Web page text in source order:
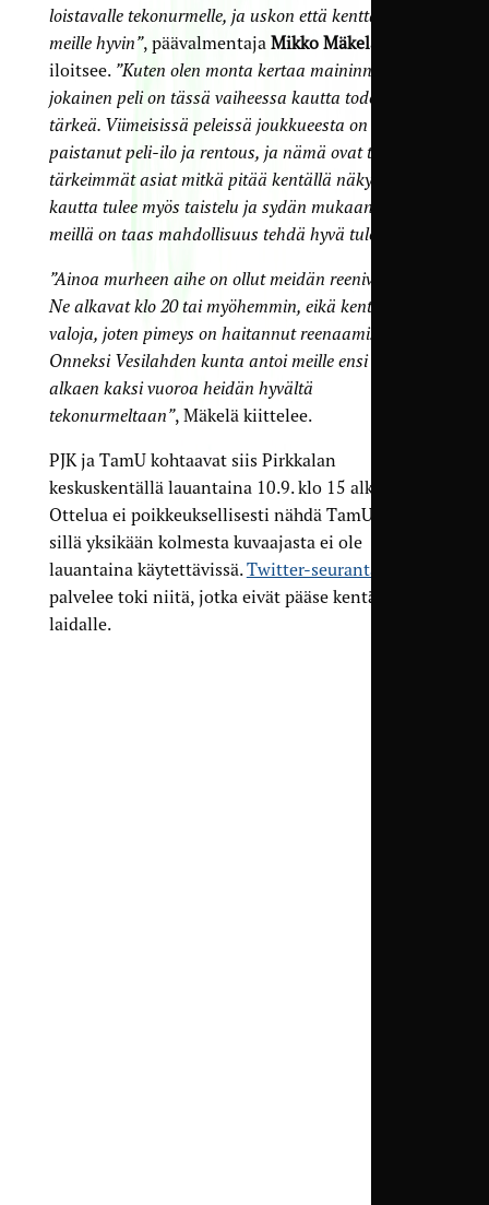
loistavalle tekonurmelle, ja uskon että kenttä sopii
meille hyvin”, päävalmentaja Mikko Mäkelä
iloitsee. ”Kuten olen monta kertaa maininnut,
jokainen peli on tässä vaiheessa kautta todella
tärkeä. Viimeisissä peleissä joukkueesta on
paistanut peli-ilo ja rentous, ja nämä ovat taas ne
tärkeimmät asiat mitkä pitää kentällä näkyä. Niiden
kautta tulee myös taistelu ja sydän mukaan, jolloin
meillä on taas mahdollisuus tehdä hyvä tulos.”
”Ainoa murheen aihe on ollut meidän reenivuorot.
Ne alkavat klo 20 tai myöhemmin, eikä kentillä ole
valoja, joten pimeys on haitannut reenaamista.
Onneksi Vesilahden kunta antoi meille ensi viikosta
alkaen kaksi vuoroa heidän hyvältä
tekonurmeltaan”, Mäkelä kiittelee.
PJK ja TamU kohtaavat siis Pirkkalan
keskuskentällä lauantaina 10.9. klo 15 alkaen.
Ottelua ei poikkeuksellisesti nähdä TamU-TV:ssä,
sillä yksikään kolmesta kuvaajasta ei ole
lauantaina käytettävissä.Twitter-seuranta
palvelee toki niitä, jotka eivät pääse kentän
laidalle.